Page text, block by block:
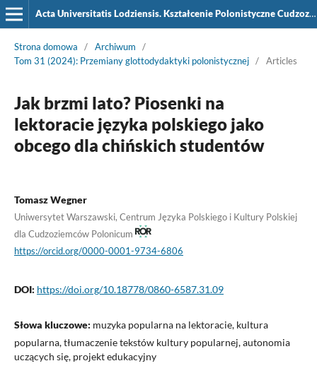
Acta Universitatis Lodziensis. Kształcenie Polonistyczne Cudzoziemców
Strona domowa / Archiwum
/
Tom 31 (2024): Przemiany glottodydaktyki polonistycznej / Articles
Jak brzmi lato? Piosenki na
lektoracie języka polskiego jako
obcego dla chińskich studentów
Tomasz Wegner
Uniwersytet Warszawski, Centrum Języka Polskiego i Kultury Polskiej
dla Cudzoziemców Polonicum
https://orcid.org/0000-0001-9734-6806
DOI: https://doi.org/10.18778/0860-6587.31.09
Słowa kluczowe: muzyka popularna na lektoracie, kultura
popularna, tłumaczenie tekstów kultury popularnej, autonomia
uczących się, projekt edukacyjny